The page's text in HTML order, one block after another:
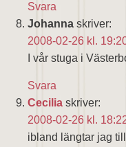
Svara
Johanna skriver:
2008-02-26 kl.
I vår stuga i
Svara
Cecilia skriver:
2008-02-26 kl.
ibland längtar jag